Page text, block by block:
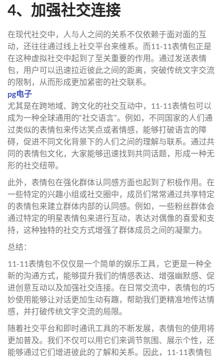
4、加强社交连接
在现代社交中，人与人之间的关系不仅依赖于面对面的互
动，还往往通过线上社交平台来维系。而11-11表情包正是
在这种虚拟社交中起到了至关重要的作用。通过发送表情
包，用户可以迅速拉近彼此之间的距离，突破传统文字交流
的限制，从而形成更加紧密的社交联系。
pg电子
尤其是在跨地域、跨文化的社交互动中，11-11表情包可以
成为一种全球通用的“社交语言”。例如，不同国家的人们通
过类似的表情包来传达笑点或者情感，能够打破语言的障
碍，促进不同文化背景下的人们之间的理解与联系。通过共
同的表情包文化，大家能够迅速找到共同话题，形成一种无
形的社交纽带。
此外，表情包在强化群体认同感方面也起到了积极作用。在
一些特定的兴趣小组或社交圈中，成员们常常通过共享特定
的表情包来建立群体内部的认同感。例如，一些粉丝群体会
通过特定的明星表情包来进行互动，表达对偶像的喜爱和支
持，这种独特的社交方式增强了群体成员之间的凝聚力。
总结：
11-11表情包不仅仅是一个简单的娱乐工具，它更是一种全
新的沟通方式，能够提升我们的情感表达、增强幽默感、促
进创意互动以及加强社交连接。在日常交流中，表情包的巧
妙使用能够让对话更加生动有趣，帮助我们更精准地传达情
感，并打破传统文字交流的局限。
随着社交平台和即时通讯工具的不断发展，表情包的使用将
更加普及。我们不仅可以用它们来调节氛围、展示个性，还
能够通过它们增进彼此的了解和关系。因此，11-11表情包